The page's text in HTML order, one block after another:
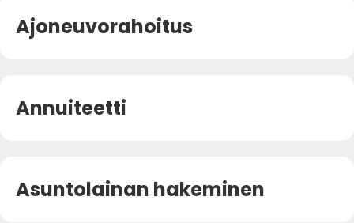
Ajoneuvorahoitus
Annuiteetti
Asuntolainan hakeminen